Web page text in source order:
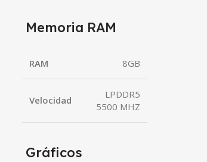
Memoria RAM
RAM 8GB
Velocidad
LPDDR5
5500 MHZ
Gráficos